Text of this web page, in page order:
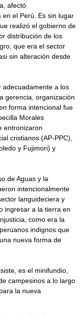
afectó
el Perú. Es sin lugar
realizó el gobierno de
distribución de los
que era el sector
sin alteración desde
adecuadamente a los
gerencia, organización
forma intencional fue
Morales
entronizaron
cristianos (AP-PPC),
y Fujimori) y
de Aguas y la
intencionalmente
languideciera y
ingresar a la tierra en
como era la
indignos que
nueva forma de
es el minifundio,
campesinos a lo largo
la nueva